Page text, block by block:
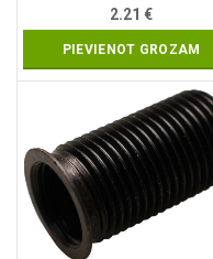
2.21€
PIEVIENOT GROZAM